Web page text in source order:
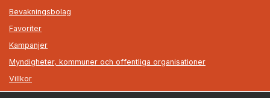
Bevakningsbolag
Favoriter
Kampanjer
Myndigheter, kommuner och offentliga organisationer
Villkor